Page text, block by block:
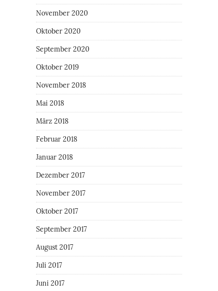
November 2020
Oktober 2020
September 2020
Oktober 2019
November 2018
Mai 2018
März 2018
Februar 2018
Januar 2018
Dezember 2017
November 2017
Oktober 2017
September 2017
August 2017
Juli 2017
Juni 2017